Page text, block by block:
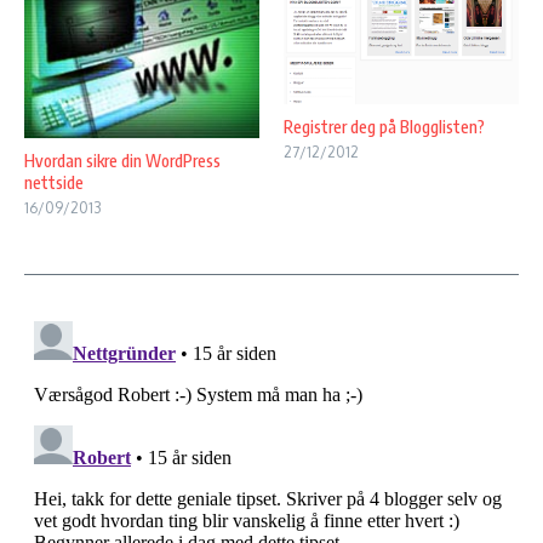
Hvordan sikre din WordPress
nettside
16/09/2013
Registrer deg på Blogglisten?
27/12/2012